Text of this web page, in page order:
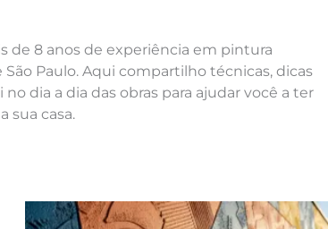
de 8 anos de experiência em pintura
Paulo. Aqui compartilho técnicas, dicas
dia a dia das obras para ajudar você a ter
sua casa.